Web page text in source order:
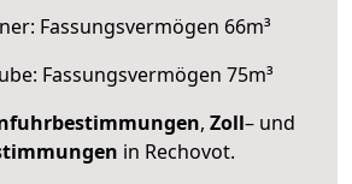
Fassungsvermögen 66m³
Fassungsvermögen 75m³
, Zoll– und
in Rechovot.